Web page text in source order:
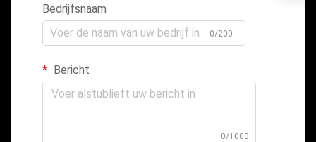
Bedrijfsnaam
0/200
Bericht
0/1000